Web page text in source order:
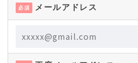
必須 メールアドレス